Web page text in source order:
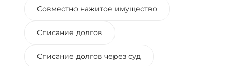
Совместно нажитое имущество
Списание долгов
Списание долгов через суд